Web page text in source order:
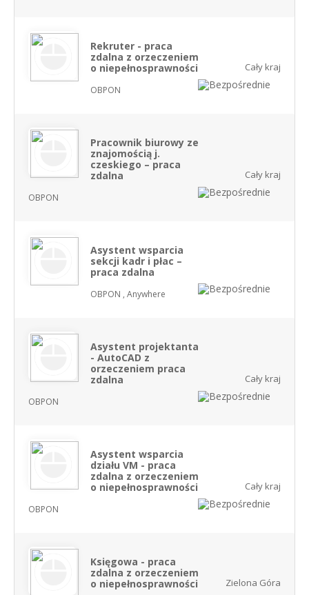
Rekruter - praca
zdalna z orzeczeniem
o niepełnosprawności
OBPON
Cały kraj
Pracownik biurowy ze
znajomością j.
czeskiego – praca
zdalna
OBPON
Cały kraj
Asystent wsparcia
sekcji kadr i płac –
praca zdalna
OBPON , Anywhere
Asystent projektanta
- AutoCAD z
orzeczeniem praca
zdalna
OBPON
Cały kraj
Asystent wsparcia
działu VM - praca
zdalna z orzeczeniem
o niepełnosprawności
OBPON
Cały kraj
Księgowa - praca
zdalna z orzeczeniem
o niepełnosprawności
Zielona Góra